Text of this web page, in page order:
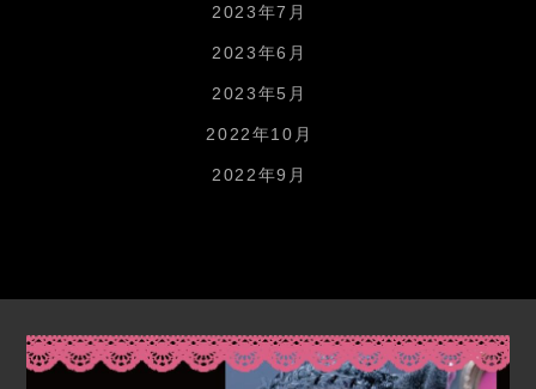
2023年7月
2023年6月
2023年5月
2022年10月
2022年9月